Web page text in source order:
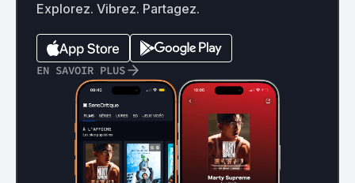
Explorez. Vibrez. Partagez.
EN SAVOIR PLUS